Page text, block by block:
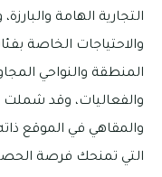
التجارية الهامة
والاحتياجات الخاصة
المنطقة والنواحي
والفعاليات، وقد
والمقاهي في الموقع
التي تمنحك فرصة